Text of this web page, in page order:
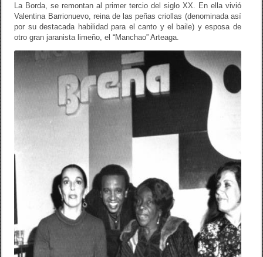
La Borda, se remontan al primer tercio del siglo XX. En ella vivió
Valentina Barrionuevo, reina de las peñas criollas (denominada así
por su destacada habilidad para el canto y el baile) y esposa de
otro gran jaranista limeño, el “Manchao” Arteaga.